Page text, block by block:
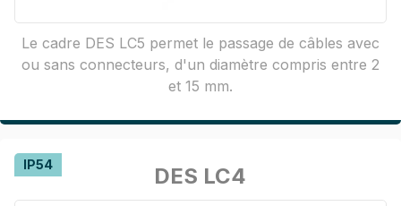
Le cadre DES LC5 permet le passage de câbles avec
ou sans connecteurs, d'un diamètre compris entre 2
et 15 mm.
DES LC4
IP54